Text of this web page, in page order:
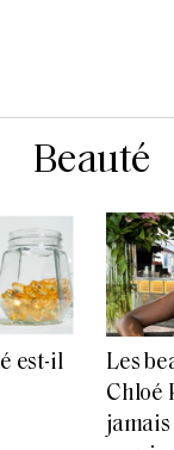
Beauté
est-il
Les
Chloé